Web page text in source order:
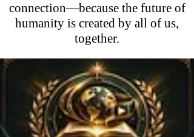
connection—because the future of
humanity is created by all of us,
together.